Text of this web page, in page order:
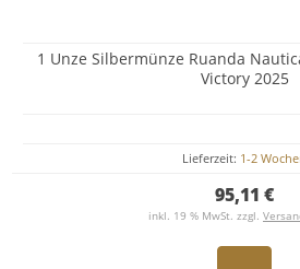
1 Unze Silbermünze Ruanda
Victory 2025
Lieferzeit: 1-2
95,11 €
inkl. 19 % MwSt. zzgl.